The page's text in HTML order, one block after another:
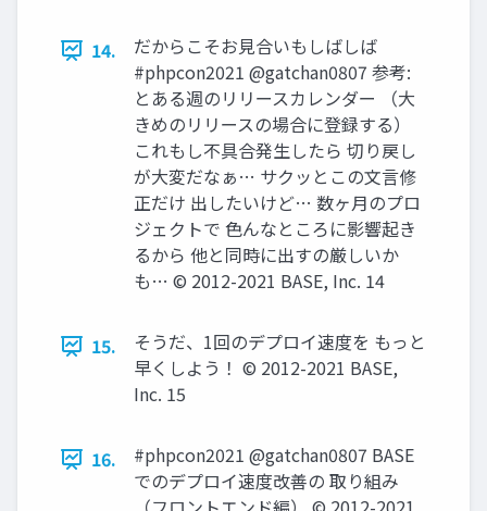
14.
だからこそお見合いもしばしば
#phpcon2021 @gatchan0807 参考:
とある週のリリースカレンダー （大
きめのリリースの場合に登録する）
これもし不具合発生したら 切り戻し
が大変だなぁ… サクッとこの文言修
正だけ 出したいけど… 数ヶ月のプロ
ジェクトで 色んなところに影響起き
るから 他と同時に出すの厳しいか
も… © 2012-2021 BASE, Inc. 14
15.
そうだ、1回のデプロイ速度を もっと
早くしよう！ © 2012-2021 BASE,
Inc. 15
16.
#phpcon2021 @gatchan0807 BASE
でのデプロイ速度改善の 取り組み